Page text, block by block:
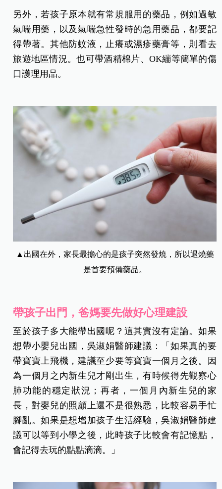
另外，若孩子原本就有常規服用的藥品，例如過敏
氣喘用藥，以及氣喘急性發時的急用藥品，都要記
得帶著。其他防蚊液，止癢或濕疹藥膏等，則看去
旅遊地區情況。也可帶酒精棉片、OK繃等簡單的傷
口護理用品。
▲出國在外，家長最擔心的是孩子突然發燒，所以退燒藥
是首要預備藥品。
帶孩子出門，爸媽要先做好心理建設
至於孩子多大能帶出國呢？這其實沒有定論。如果
想帶小嬰兒出國，吳淑娟醫師建議：「如果真的要
帶寶寶上飛機，建議至少要等寶寶一個月之後。因
為一個月之內新生兒才剛出生，有時候得先觀察心
肺功能的穩定狀況；再者，一個月內新生兒的家
長，對嬰兒的照顧上還不是很熟悉，比較容易手忙
腳亂。如果是想增加孩子生活經驗，吳淑娟醫師建
議可以等到小學之後，此時孩子比較會有記憶點，
會記得去玩的點點滴滴。」